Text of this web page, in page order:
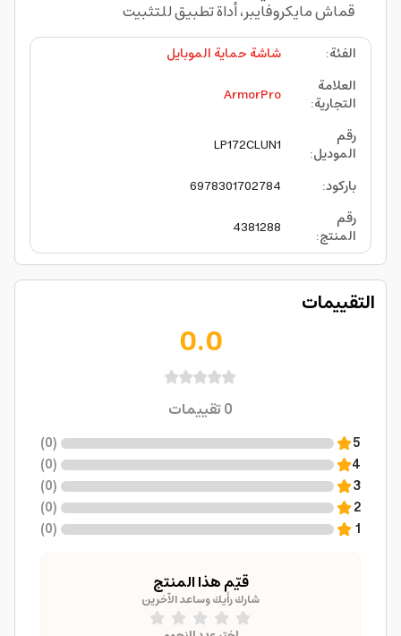
قماش مايكروفايبر، أداة تطبيق للتثبيت
الفئة:
شاشة حماية الموبايل
العلامة
التجارية:
ArmorPro
رقم
الموديل:
LP172CLUN1
باركود:
6978301702784
رقم
المنتج:
4381288
التقييمات
0.0
0تقييمات
5
(
0
)
4
(
0
)
3
(
0
)
2
(
0
)
1
(
0
)
قيّم هذا المنتج
شارك رأيك وساعد الآخرين